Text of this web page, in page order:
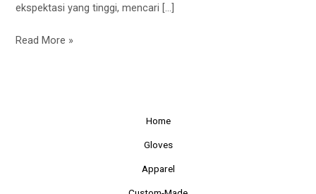
ekspektasi yang tinggi, mencari […]
Read More »
Home
Gloves
Apparel